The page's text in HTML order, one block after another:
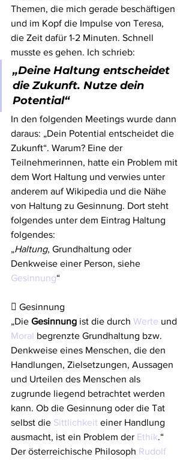
Themen, die mich gerade beschäftigen
und im Kopf die Impulse von Teresa,
die Zeit dafür 1-2 Minuten. Schnell
musste es gehen. Ich schrieb:
„Deine Haltung entscheidet
die Zukunft. Nutze dein
Potential“
In den folgenden Meetings wurde dann
daraus: „Dein Potential entscheidet die
Zukunft“. Warum? Eine der
Teilnehmerinnen, hatte ein Problem mit
dem Wort Haltung und verwies unter
anderem auf Wikipedia und die Nähe
von Haltung zu Gesinnung. Dort steht
folgendes unter dem Eintrag Haltung
folgendes:
„Haltung, Grundhaltung oder
Denkweise einer Person, siehe
Gesinnung“
 Gesinnung
„Die Gesinnung ist die durch Werte und
Moral begrenzte Grundhaltung bzw.
Denkweise eines Menschen, die den
Handlungen, Zielsetzungen, Aussagen
und Urteilen des Menschen als
zugrunde liegend betrachtet werden
kann. Ob die Gesinnung oder die Tat
selbst die Sittlichkeit einer Handlung
ausmacht, ist ein Problem der Ethik.“
Der österreichische Philosoph Rudolf